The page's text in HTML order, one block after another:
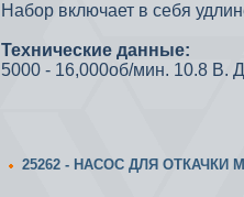
Набор включает в себя
Технические данные:
5000 - 16,000об/мин. 10.8 В.
25262 - НАСОС ДЛЯ ОТКАЧКИ